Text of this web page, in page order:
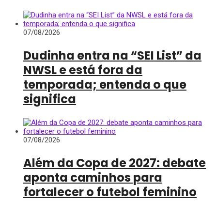
07/08/2026
Dudinha entra na “SEI List” da
NWSL e está fora da
temporada; entenda o que
significa
07/08/2026
Além da Copa de 2027: debate
aponta caminhos para
fortalecer o futebol feminino